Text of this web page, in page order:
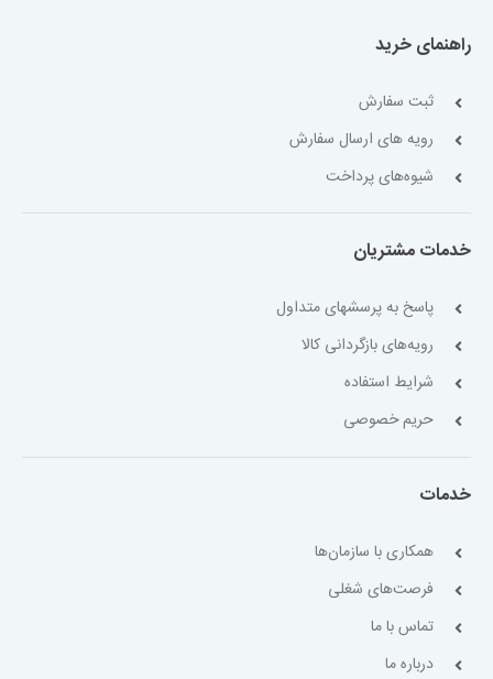
راهنمای خرید
ثبت سفارش
رویه های ارسال سفارش
شیوه‌های پرداخت
خدمات مشتریان
پاسخ به پرسشهای متداول
رویه‌های بازگردانی کالا
شرایط استفاده
حریم خصوصی
خدمات
همکاری با سازمان‌ها
فرصت‌های شغلی
تماس با ما
درباره ما